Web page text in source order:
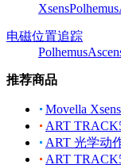
XsensPolhemus
电磁位置追踪
Polhemus
推荐商品
Movella
ART
ART 光学动
ART